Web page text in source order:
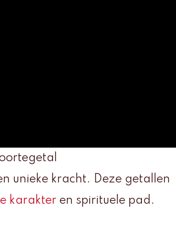
unieke kracht. Deze getallen
karakter en spirituele pad.